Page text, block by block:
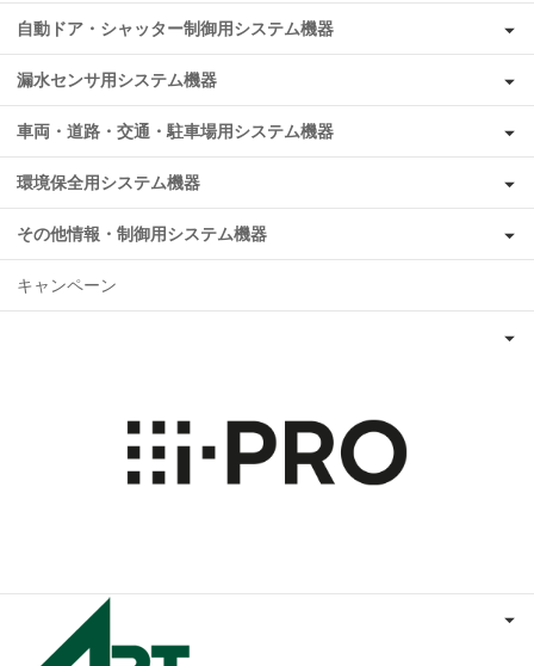
自動ドア・シャッター制御用システム機器
漏水センサ用システム機器
車両・道路・交通・駐車場用システム機器
環境保全用システム機器
その他情報・制御用システム機器
キャンペーン